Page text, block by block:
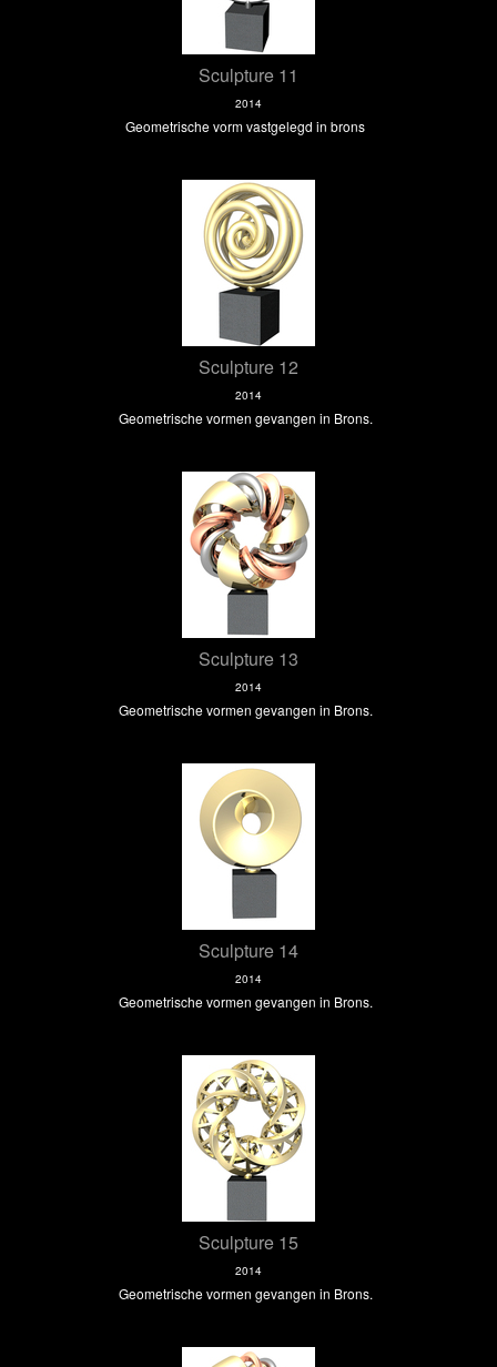
Sculpture 11
2014
Geometrische vorm vastgelegd in brons
Sculpture 12
2014
Geometrische vormen gevangen in Brons.
Sculpture 13
2014
Geometrische vormen gevangen in Brons.
Sculpture 14
2014
Geometrische vormen gevangen in Brons.
Sculpture 15
2014
Geometrische vormen gevangen in Brons.